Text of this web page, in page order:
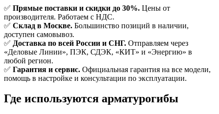
✅ Прямые поставки и скидки до 30%. Цены от
производителя. Работаем с НДС.
✅ Склад в Москве. Большинство позиций в наличии,
доступен самовывоз.
✅ Доставка по всей России и СНГ. Отправляем через
«Деловые Линии», ПЭК, СДЭК, «КИТ» и «Энергию» в
любой регион.
✅ Гарантия и сервис. Официальная гарантия на все модели,
помощь в настройке и консультации по эксплуатации.
Где используются арматурогибы